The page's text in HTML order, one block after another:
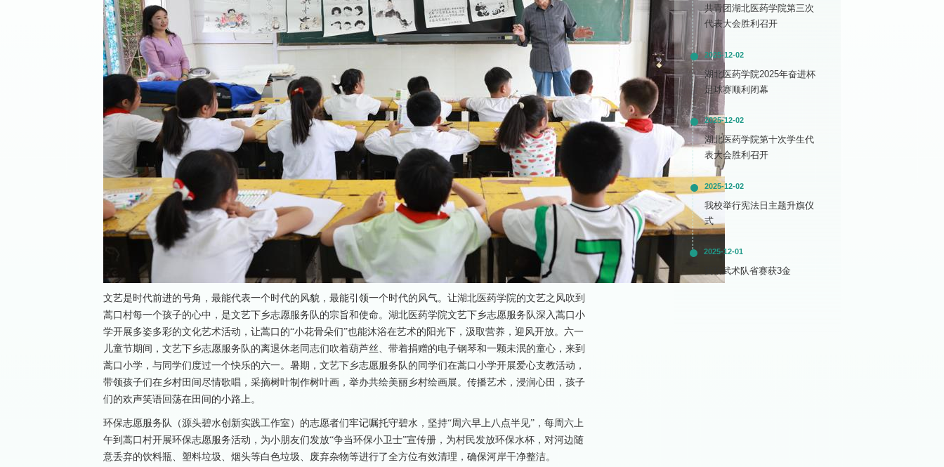
文艺是时代前进的号角，最能代表一个时代的风貌，最能引领一个时代的风气。让湖北医药学院的文艺之风吹到
蒿口村每一个孩子的心中，是文艺下乡志愿服务队的宗旨和使命。湖北医药学院文艺下乡志愿服务队深入蒿口小
学开展多姿多彩的文化艺术活动，让蒿口的“小花骨朵们”也能沐浴在艺术的阳光下，汲取营养，迎风开放。六一
儿童节期间，文艺下乡志愿服务队的离退休老同志们吹着葫芦丝、带着捐赠的电子钢琴和一颗未泯的童心，来到
蒿口小学，与同学们度过一个快乐的六一。暑期，文艺下乡志愿服务队的同学们在蒿口小学开展爱心支教活动，
带领孩子们在乡村田间尽情歌唱，采摘树叶制作树叶画，举办共绘美丽乡村绘画展。传播艺术，浸润心田，孩子
们的欢声笑语回荡在田间的小路上。
环保志愿服务队（源头碧水创新实践工作室）的志愿者们牢记嘱托守碧水，坚持“周六早上八点半见”，每周六上
午到蒿口村开展环保志愿服务活动，为小朋友们发放“争当环保小卫士”宣传册，为村民发放环保水杯，对河边随
意丢弃的饮料瓶、塑料垃圾、烟头等白色垃圾、废弃杂物等进行了全方位有效清理，确保河岸干净整洁。
共青团湖北医药学院第三次
代表大会胜利召开
2025-12-02
湖北医药学院2025年奋进杯
足球赛顺利闭幕
2025-12-02
湖北医药学院第十次学生代
表大会胜利召开
2025-12-02
我校举行宪法日主题升旗仪
式
2025-12-01
我校武术队省赛获3金